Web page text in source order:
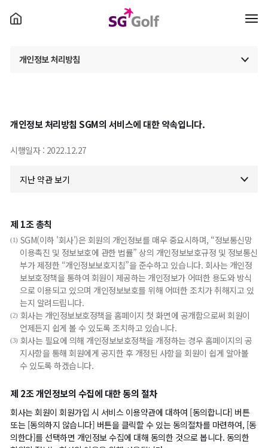
개인정보 처리방침
개인정보 처리방침 SGM의 서비스에 대한 약속입니다.
시행일자 : 2022.12.27
제 1조 총칙
(1) SGM(이하 '회사')은 회원의 개인정보를 매우 중요시하며, “정보통신망
이용촉진 및 정보보호에 관한 법률” 상의 개인정보보호규정 및 정보통신
부가 제정한 “개인정보보호지침”을 준수하고 있습니다. 회사는 개인정
보보호정책을 통하여 회원이 제공하는 개인정보가 어떠한 용도와 방식
으로 이용되고 있으며 개인정보보호를 위해 어떠한 조치가 취해지고 있
는지 알려드립니다.
(2) 회사는 개인정보보호정책을 홈페이지 첫 화면에 공개함으로써 회원이
언제든지 쉽게 볼 수 있도록 조치하고 있습니다.
(3) 회사는 필요에 의해 개인정보보호정책을 개정하는 경우 홈페이지의 공
지사항을 통해 회원에게 공지한 후 개정된 사항을 회원이 쉽게 알아볼
수 있도록 하겠습니다.
제 2조 개인정보의 수집에 대한 동의 절차
회사는 회원이 회원가입 시 서비스 이용약관에 대하여 [동의합니다] 버튼
또는 [동의하지 않습니다] 버튼을 클릭할 수 있는 동의절차를 마련하여, [동
의한다]를 선택하면 개인정보 수집에 대해 동의한 것으로 봅니다. 동의한